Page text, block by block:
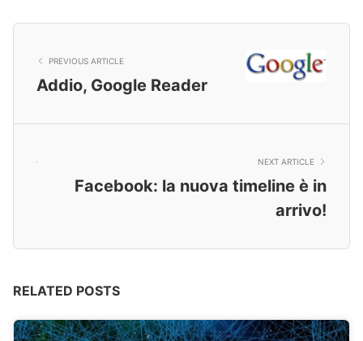
PREVIOUS ARTICLE
Addio, Google Reader
NEXT ARTICLE
Facebook: la nuova timeline è in
arrivo!
RELATED POSTS